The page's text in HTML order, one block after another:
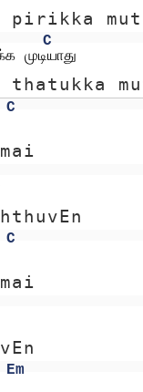
pirikka
C
thatukka
C
C
Em